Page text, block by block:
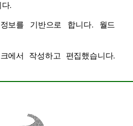
.
보를 기반으로 합니다. 월드
에서 작성하고 편집했습니다.